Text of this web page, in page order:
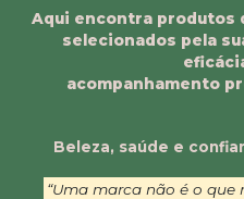
Aqui encontra produtos
selecionados pela
acompanhamento
Beleza, saúde e
“Uma marca não é o